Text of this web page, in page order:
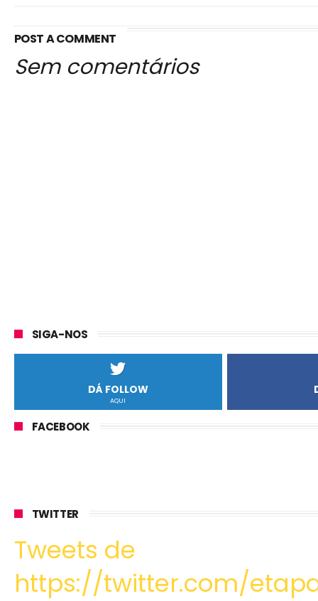
POST A COMMENT
Sem comentários
SIGA-NOS
DÁ FOLLOW
AQUI
FACEBOOK
TWITTER
Tweets de
https://twitter.com/